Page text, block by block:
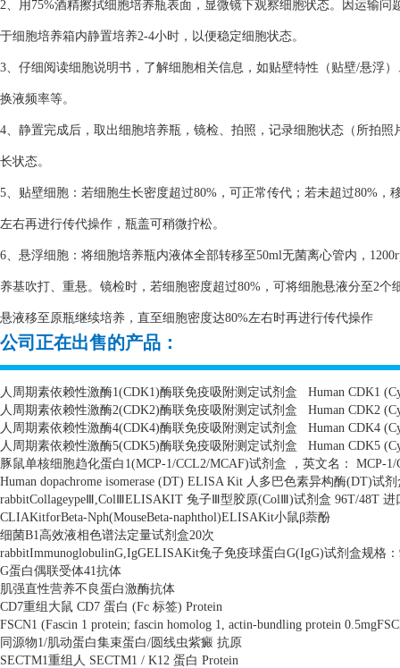
2、用75%酒精擦拭细胞培养瓶表面，显微镜下观察细胞状态。因运输
于细胞培养箱内静置培养2-4小时，以便稳定细胞状态。
3、仔细阅读细胞说明书，了解细胞相关信息，如贴壁特性（贴壁/悬浮
换液频率等。
4、静置完成后，取出细胞培养瓶，镜检、拍照，记录细胞状态（所拍
长状态。
5、贴壁细胞：若细胞生长密度超过80%，可正常传代；若未超过80%
左右再进行传代操作，瓶盖可稍微拧松。
6、悬浮细胞：将细胞培养瓶内液体全部转移至50ml无菌离心管内，
养基吹打、重悬。镜检时，若细胞密度超过80%，可将细胞悬液分至2
悬液移至原瓶继续培养，直至细胞密度达80%左右时再进行传代操作
公司正在出售的产品：
人周期素依赖性激酶1(CDK1)酶联免疫吸附测定试剂盒
Human CDK1
人周期素依赖性激酶2(CDK2)酶联免疫吸附测定试剂盒
Human CDK2
人周期素依赖性激酶4(CDK4)酶联免疫吸附测定试剂盒
Human CDK4
人周期素依赖性激酶5(CDK5)酶联免疫吸附测定试剂盒
Human CDK5
豚鼠单核细胞趋化蛋白 1(MCP-1/CCL2/MCAF)试剂盒 ，英文名：
MCP-
Human dopachrome isomerase (DT) ELISA Kit 人多巴色素异构酶(DT)试剂
rabbitCollageype
,Col ELISAKIT 兔子Ⅲ型胶原(Col )试剂盒 96T/48T 进
CLIAKitforBeta-Nph(MouseBeta-naphthol)ELISAKit小鼠β萘酚
细菌B1高效液相色谱法定量试剂盒20次
rabbitImmunoglobulinG,IgGELISAKit兔子免疫球蛋白G(IgG)试剂盒规格：
G蛋白偶联受体41抗体
肌强直性营养不良蛋白激酶抗体
CD7重组大鼠 CD7 蛋白 (Fc 标签) Protein
FSCN1 (Fascin 1 protein; fascin homolog 1, actin-bundling protein
同源物1/肌动蛋白集束蛋白/ 圆线虫紫癜 抗原
SECTM1重组人 SECTM1 / K12 蛋白 Protein